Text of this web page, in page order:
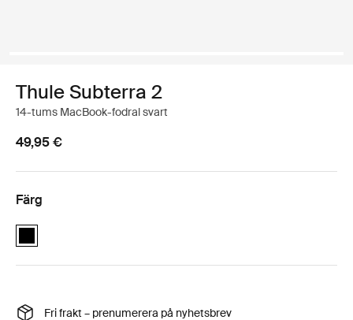
Thule Subterra 2
14-tums MacBook-fodral svart
49,95 €
Färg
Thule Subterra MacBook sleeve 14" Svart (selected)
Fri frakt – prenumerera på nyhetsbrev